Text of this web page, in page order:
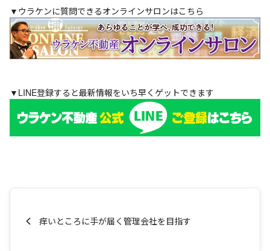
▼ウラケンに質問できるオンラインサロンはこちら
▼LINE登録すると最新情報をいち早くゲットできます
痒いところに手が届く管理会社を目指す